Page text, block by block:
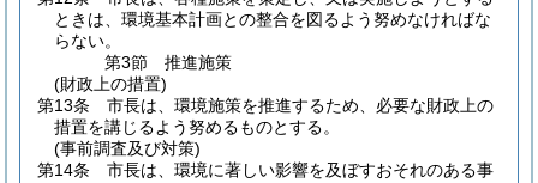
ときは、環境基本計画との整合を図るよう努めなければな
らない。
第3節
推進施策
(財政上の措置)
第13条
市長は、環境施策を推進するため、必要な財政上の
措置を講じるよう努めるものとする。
(事前調査及び対策)
第14条
市長は、環境に著しい影響を及ぼすおそれのある事